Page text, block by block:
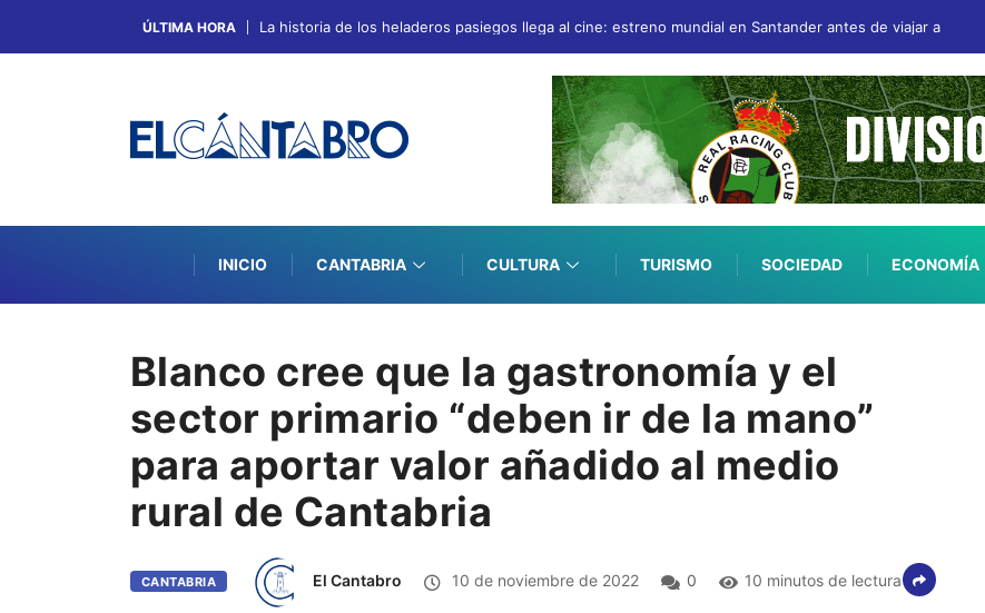
ÚLTIMA HORA La historia de los heladeros pasiegos llega al cine: estreno mundial en Santander antes de viajar a San
INICIO CANTABRIA CULTURA TURISMO SOCIEDAD ECONOMÍA
Blanco cree que la gastronomía y el
sector primario “deben ir de la mano”
para aportar valor añadido al medio
rural de Cantabria
CANTABRIA El Cantabro 10 de noviembre de 2022 0 10 minutos de lectura